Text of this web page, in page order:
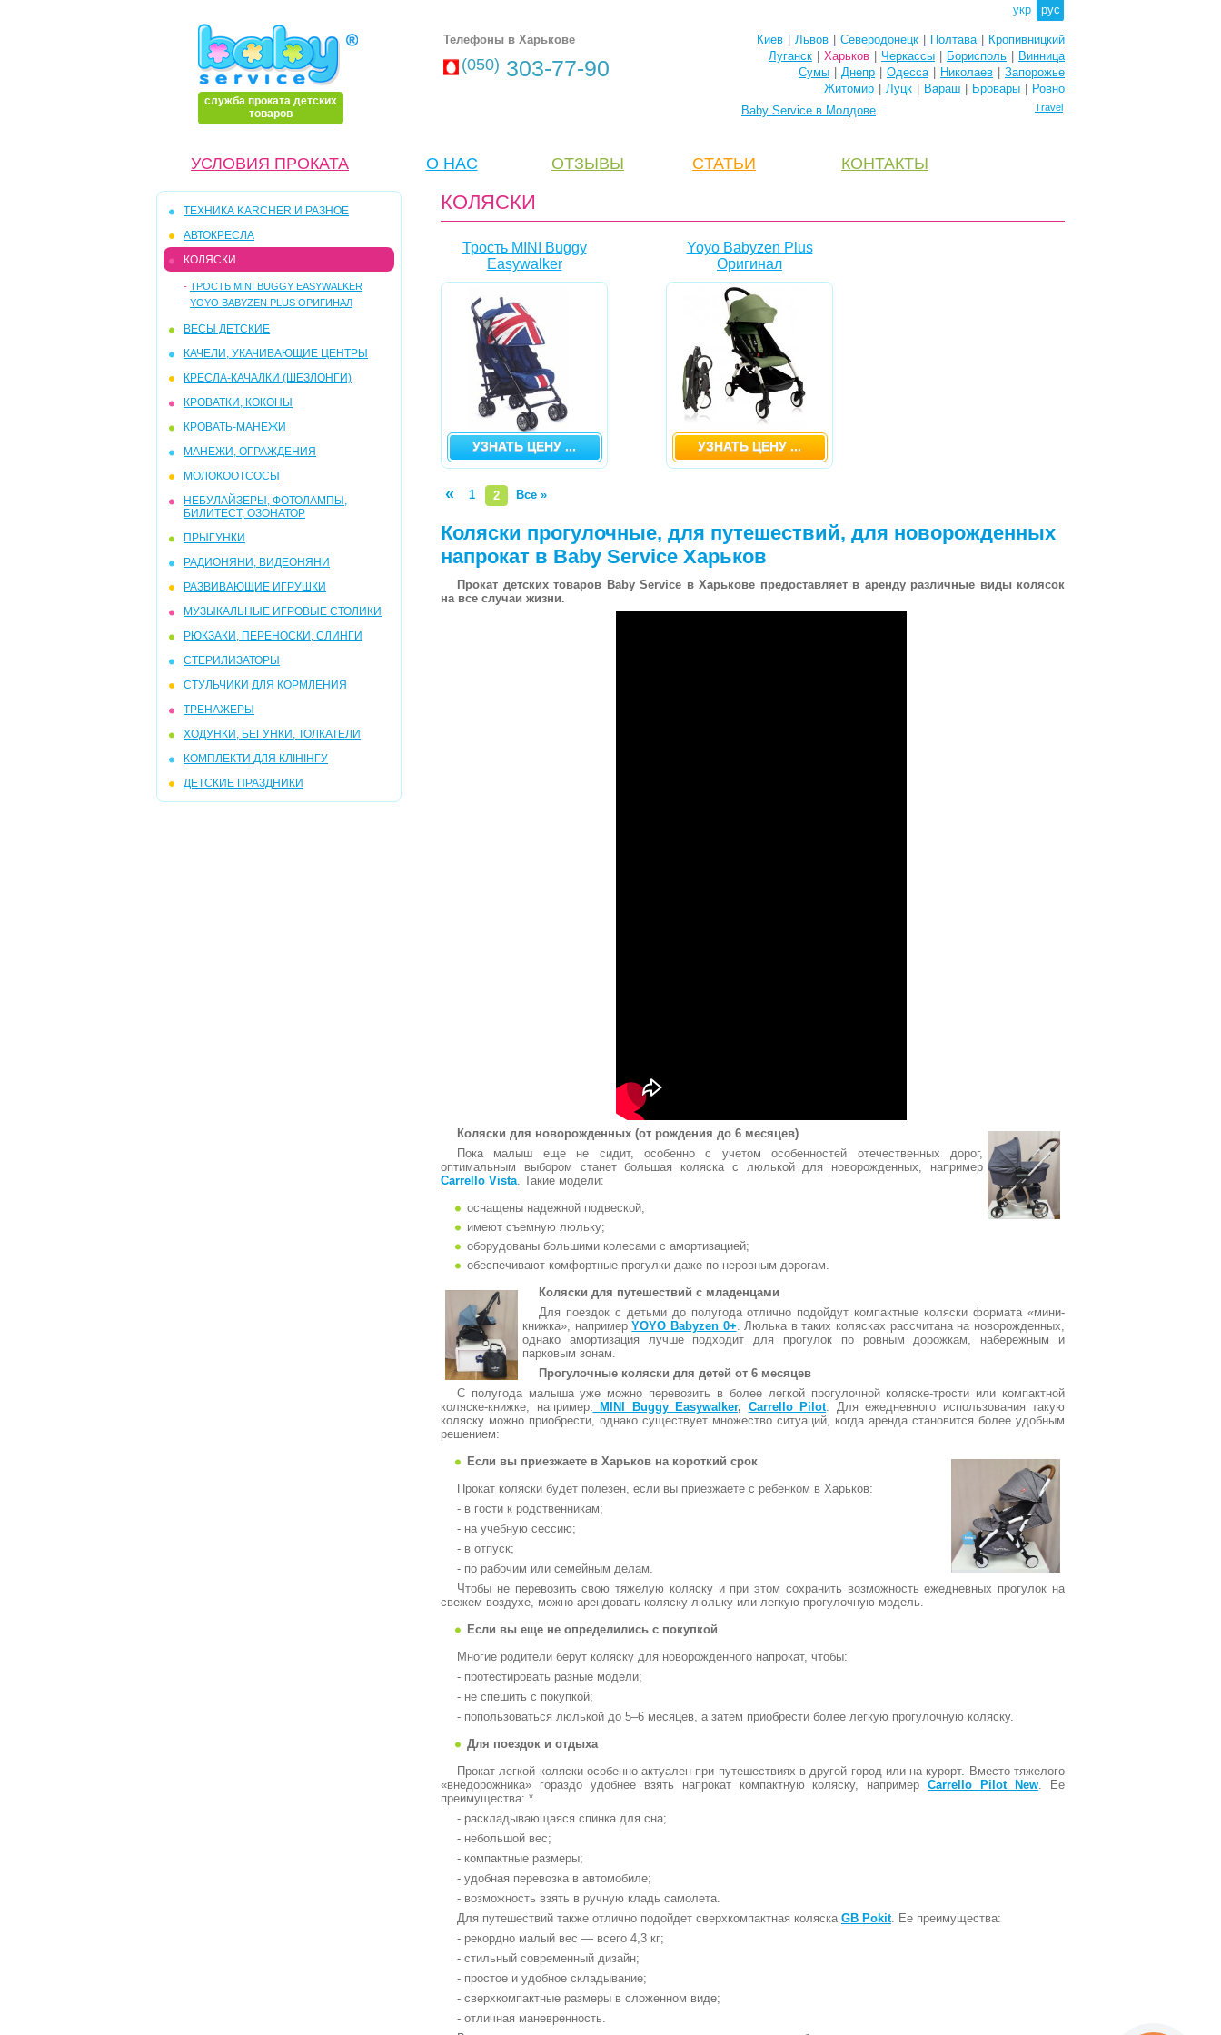
укр рус
служба проката детских
товаров
Телефоны в Харькове
(050) 303-77-90
Киев Львов Северодонецк Полтава
Кропивницкий
Луганск
Харьков Черкассы Борисполь
Винница
Сумы
Днепр Одесса Николаев
Запорожье
Житомир
Луцк Вараш Бровары
Ровно
Baby Service в Молдове
Travel
УСЛОВИЯ ПРОКАТА О НАС ОТЗЫВЫ CТАТЬИ КОНТАКТЫ
ТЕХНИКА KARCHER И РАЗНОЕ
АВТОКРЕСЛА
КОЛЯСКИ
- ТРОСТЬ MINI BUGGY EASYWALKER
- YOYO BABYZEN PLUS ОРИГИНАЛ
ВЕСЫ ДЕТСКИЕ
КАЧЕЛИ, УКАЧИВАЮЩИЕ ЦЕНТРЫ
КРЕСЛА-КАЧАЛКИ (ШЕЗЛОНГИ)
КРОВАТКИ, КОКОНЫ
КРОВАТЬ-МАНЕЖИ
МАНЕЖИ, ОГРАЖДЕНИЯ
МОЛОКООТСОСЫ
НЕБУЛАЙЗЕРЫ, ФОТОЛАМПЫ,
БИЛИТЕСТ, ОЗОНАТОР
ПРЫГУНКИ
РАДИОНЯНИ, ВИДЕОНЯНИ
РАЗВИВАЮЩИЕ ИГРУШКИ
МУЗЫКАЛЬНЫЕ ИГРОВЫЕ СТОЛИКИ
РЮКЗАКИ, ПЕРЕНОСКИ, СЛИНГИ
СТЕРИЛИЗАТОРЫ
СТУЛЬЧИКИ ДЛЯ КОРМЛЕНИЯ
ТРЕНАЖЕРЫ
ХОДУНКИ, БЕГУНКИ, ТОЛКАТЕЛИ
КОМПЛЕКТИ ДЛЯ КЛІНІНГУ
ДЕТСКИЕ ПРАЗДНИКИ
КОЛЯСКИ
Трость MINI Buggy
Easywalker
УЗНАТЬ ЦЕНУ ...
Yoyo Babyzen Plus
Оригинал
УЗНАТЬ ЦЕНУ ...
« 1 2 Все »
Коляски прогулочные, для путешествий, для новорожденных
напрокат в Baby Service Харьков
Прокат детских товаров Baby Service в Харькове предоставляет в аренду различные виды колясок
на все случаи жизни.
Коляски для новорожденных (от рождения до 6 месяцев)
Пока малыш еще не сидит, особенно с учетом особенностей отечественных дорог,
оптимальным выбором станет большая коляска с люлькой для новорожденных, например
Carrello Vista. Такие модели:
оснащены надежной подвеской;
имеют съемную люльку;
оборудованы большими колесами с амортизацией;
обеспечивают комфортные прогулки даже по неровным дорогам.
Коляски для путешествий с младенцами
Для поездок с детьми до полугода отлично подойдут компактные коляски формата «мини-
книжка», напримерYOYO Babyzen 0+. Люлька в таких колясках рассчитана на новорожденных,
однако амортизация лучше подходит для прогулок по ровным дорожкам, набережным и
парковым зонам.
Прогулочные коляски для детей от 6 месяцев
С полугода малыша уже можно перевозить в более легкой прогулочной коляске-трости или компактной
коляске-книжке, например: MINI Buggy Easywalker, Carrello Pilot. Для ежедневного использования такую
коляску можно приобрести, однако существует множество ситуаций, когда аренда становится более удобным
решением:
Если вы приезжаете в Харьков на короткий срок
Прокат коляски будет полезен, если вы приезжаете с ребенком в Харьков:
- в гости к родственникам;
- на учебную сессию;
- в отпуск;
- по рабочим или семейным делам.
Чтобы не перевозить свою тяжелую коляску и при этом сохранить возможность ежедневных прогулок на
свежем воздухе, можно арендовать коляску-люльку или легкую прогулочную модель.
Если вы еще не определились с покупкой
Многие родители берут коляску для новорожденного напрокат, чтобы:
- протестировать разные модели;
- не спешить с покупкой;
- попользоваться люлькой до 5–6 месяцев, а затем приобрести более легкую прогулочную коляску.
Для поездок и отдыха
Прокат легкой коляски особенно актуален при путешествиях в другой город или на курорт. Вместо тяжелого
«внедорожника» гораздо удобнее взять напрокат компактную коляску, напримерCarrello Pilot New. Ее
преимущества: *
- раскладывающаяся спинка для сна;
- небольшой вес;
- компактные размеры;
- удобная перевозка в автомобиле;
- возможность взять в ручную кладь самолета.
Для путешествий также отлично подойдет сверхкомпактная коляска GB Pokit. Ее преимущества:
- рекордно малый вес — всего 4,3 кг;
- стильный современный дизайн;
- простое и удобное складывание;
- сверхкомпактные размеры в сложенном виде;
- отличная маневренность.